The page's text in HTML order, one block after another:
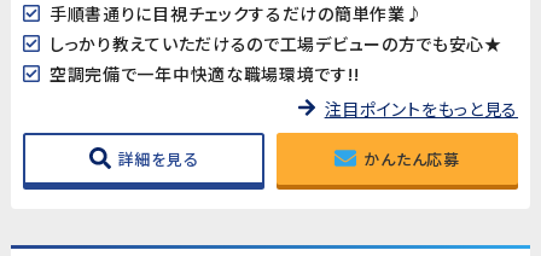
手順書通りに目視チェックするだけの簡単作業♪
しっかり教えていただけるので工場デビューの方でも安心★
空調完備で一年中快適な職場環境です!!
注目ポイントをもっと見る
詳細を見る かんたん応募